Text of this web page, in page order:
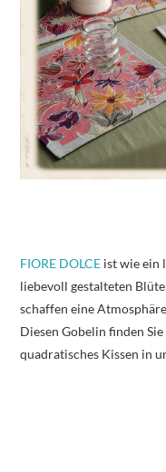
FIORE DOLCE ist wie ein
liebevoll gestalteten
schaffen eine
Diesen Gobelin finden
quadratisches Kissen in